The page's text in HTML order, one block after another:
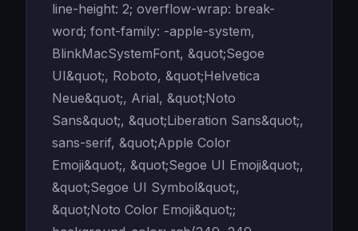
line-height: 2; overflow-wrap: break-
word; font-family: -apple-system,
BlinkMacSystemFont, &quot;Segoe
UI&quot;, Roboto, &quot;Helvetica
Neue&quot;, Arial, &quot;Noto
Sans&quot;, &quot;Liberation Sans&quot;,
sans-serif, &quot;Apple Color
Emoji&quot;, &quot;Segoe UI Emoji&quot;,
&quot;Segoe UI Symbol&quot;,
&quot;Noto Color Emoji&quot;;